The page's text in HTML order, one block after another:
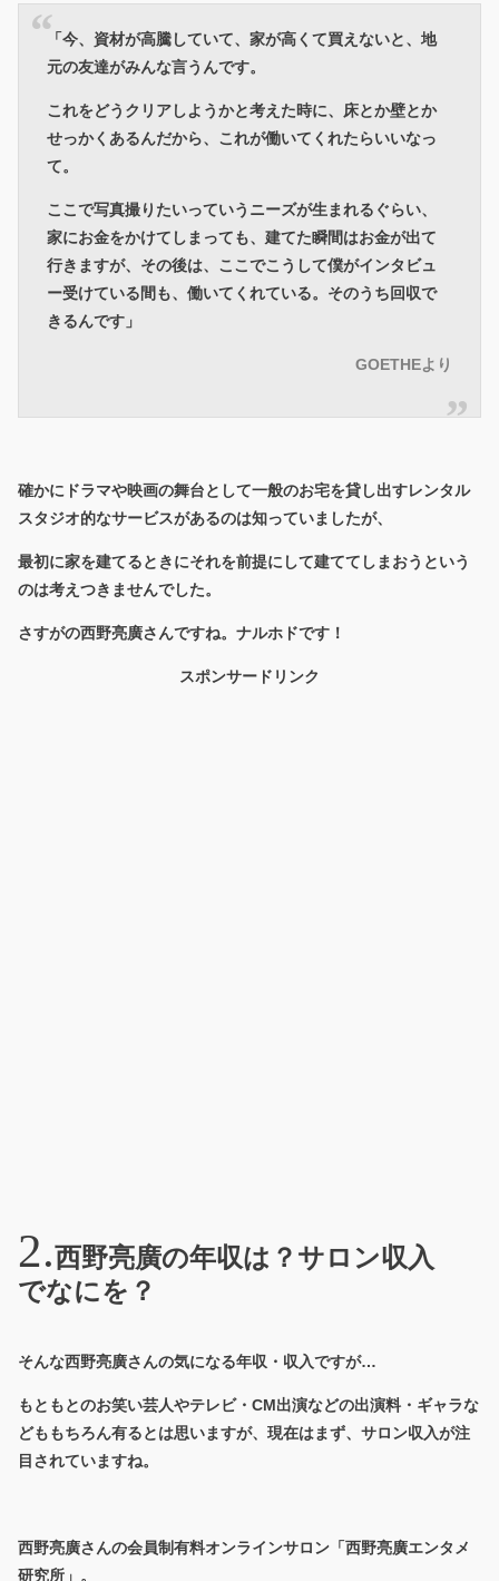
「今、資材が高騰していて、家が高くて買えないと、地
元の友達がみんな言うんです。
これをどうクリアしようかと考えた時に、床とか壁とか
せっかくあるんだから、これが働いてくれたらいいなっ
て。
ここで写真撮りたいっていうニーズが生まれるぐらい、
家にお金をかけてしまっても、建てた瞬間はお金が出て
行きますが、その後は、ここでこうして僕がインタビュ
ー受けている間も、働いてくれている。そのうち回収で
きるんです」
GOETHEより
確かにドラマや映画の舞台として一般のお宅を貸し出すレンタル
スタジオ的なサービスがあるのは知っていましたが、
最初に家を建てるときにそれを前提にして建ててしまおうという
のは考えつきませんでした。
さすがの西野亮廣さんですね。ナルホドです！
スポンサードリンク
西野亮廣の年収は？サロン収入
でなにを？
そんな西野亮廣さんの気になる年収・収入ですが…
もともとのお笑い芸人やテレビ・CM出演などの出演料・ギャラな
どももちろん有るとは思いますが、現在はまず、サロン収入が注
目されていますね。
西野亮廣さんの会員制有料オンラインサロン「西野亮廣エンタメ
研究所」。